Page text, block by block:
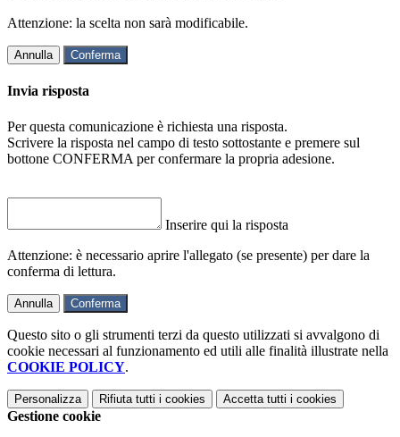
Attenzione: la scelta non sarà modificabile.
Annulla Conferma
Invia risposta
Per questa comunicazione è richiesta una risposta.
Scrivere la risposta nel campo di testo sottostante e premere sul
bottone CONFERMA per confermare la propria adesione.
Inserire qui la risposta
Attenzione: è necessario aprire l'allegato (se presente) per dare la
conferma di lettura.
Annulla Conferma
Questo sito o gli strumenti terzi da questo utilizzati si avvalgono di
cookie necessari al funzionamento ed utili alle finalità illustrate nella
COOKIE POLICY.
Personalizza Rifiuta tutti i cookies Accetta tutti i cookies
Gestione cookie